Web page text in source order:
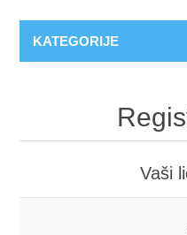
KATEGORIJE
Vaši